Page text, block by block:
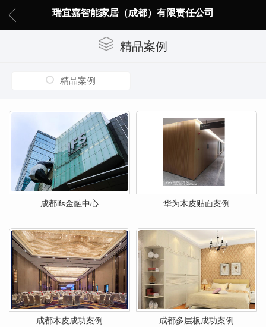
瑞宜嘉智能家居（成都）有限责任公司
精品案例
精品案例
成都ifs金融中心 华为木皮贴面案例
成都木皮成功案例 成都多层板成功案例